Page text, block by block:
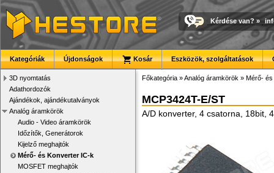
Kérdése van? »
Kategóriák Újdonságok Kosár Eszközök, szolgáltatások
3D nyomtatás
Adathordozók
Ajándékok, ajándékutalványok
Analóg áramkörök
Audio - Video áramkörök
Időzítők, Generátorok
Kijelző meghajtók
Mérő- és Konverter IC-k
MOSFET meghajtók
Főkategória »Analóg áramkörök » Mérő-
MCP3424T-E/ST
A/D konverter, 4 csatorna, 18bit,